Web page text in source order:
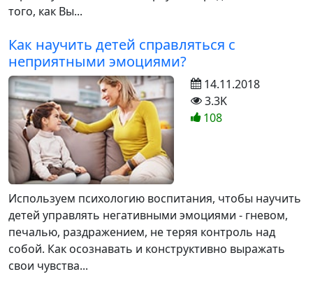
того, как Вы...
Как научить детей справляться с
неприятными эмоциями?
Используем психологию воспитания, чтобы научить
детей управлять негативными эмоциями - гневом,
печалью, раздражением, не теряя контроль над
собой. Как осознавать и конструктивно выражать
свои чувства...
14.11.2018
3.3K
108